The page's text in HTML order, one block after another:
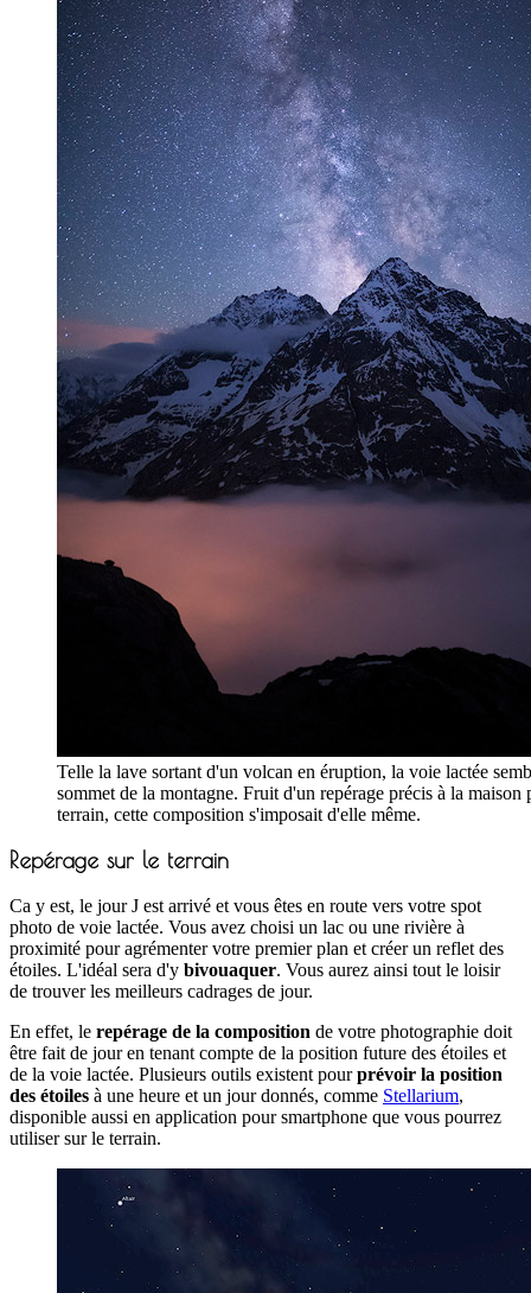
Telle la lave sortant d'un volcan en éruption, la voie lactée
sommet de la montagne. Fruit d'un repérage précis à la maison
terrain, cette composition s'imposait d'elle même.
Repérage sur le terrain
Ca y est, le jour J est arrivé et vous êtes en route vers votre spot
photo de voie lactée. Vous avez choisi un lac ou une rivière à
proximité pour agrémenter votre premier plan et créer un reflet des
étoiles. L'idéal sera d'y bivouaquer. Vous aurez ainsi tout le loisir
de trouver les meilleurs cadrages de jour.
En effet, le repérage de la composition de votre photographie doit
être fait de jour en tenant compte de la position future des étoiles et
de la voie lactée. Plusieurs outils existent pourprévoir la position
des étoiles à une heure et un jour donnés, comme Stellarium,
disponible aussi en application pour smartphone que vous pourrez
utiliser sur le terrain.